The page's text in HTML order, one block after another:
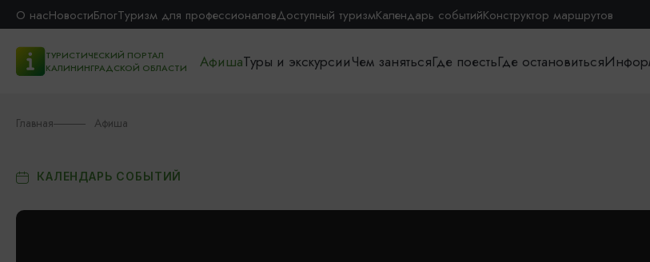
О насНовостиБлогТуризм для профессионаловДоступный туризмКалендарь событийКонструктор маршрутов
ТУРИСТИЧЕСКИЙ ПОРТАЛ
КАЛИНИНГРАДСКОЙ ОБЛАСТИ
АфишаТуры и экскурсииЧем занятьсяГде поестьГде остановиться
Главная Афиша
КАЛЕНДАРЬ СОБЫТИЙ